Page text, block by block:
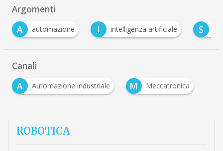
Argomenti
I intelligenza artificiale S Sew-Eurodrive
Canali
A
Automazione industriale M Meccatronica
ROBOTICA